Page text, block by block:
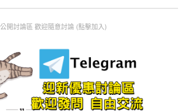
公開討論區 歡迎隨意討論 (點擊加入)